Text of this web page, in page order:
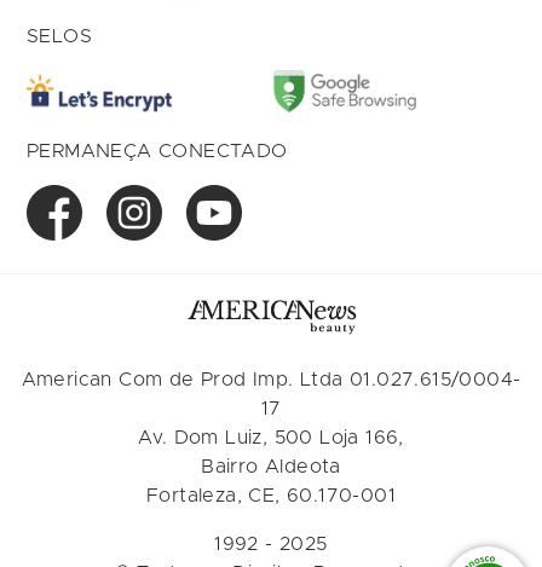
SELOS
PERMANEÇA CONECTADO
American Com de Prod Imp. Ltda 01.027.615/0004-
17
Av. Dom Luiz, 500 Loja 166,
Bairro Aldeota
Fortaleza, CE, 60.170-001
1992 - 2025